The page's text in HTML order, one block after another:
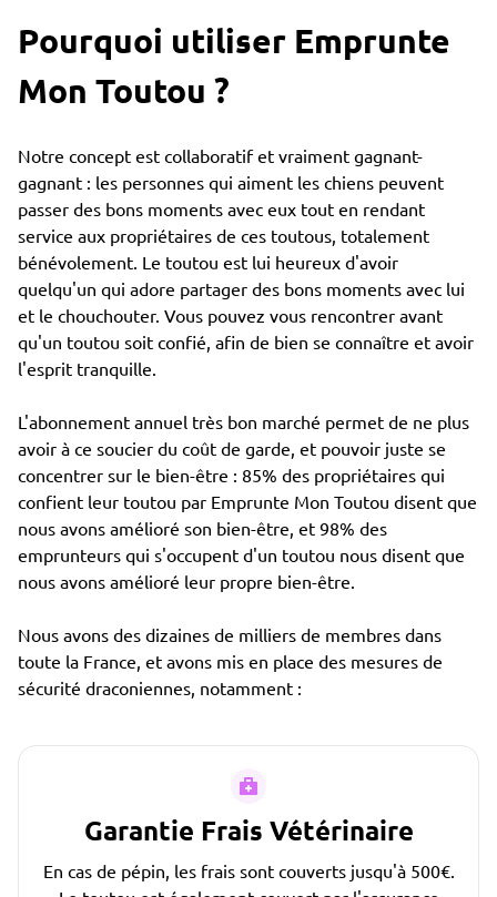
Pourquoi utiliser Emprunte
Mon Toutou ?
Notre concept est collaboratif et vraiment gagnant-
gagnant : les personnes qui aiment les chiens peuvent
passer des bons moments avec eux tout en rendant
service aux propriétaires de ces toutous, totalement
bénévolement. Le toutou est lui heureux d'avoir
quelqu'un qui adore partager des bons moments avec lui
et le chouchouter. Vous pouvez vous rencontrer avant
qu'un toutou soit confié, afin de bien se connaître et avoir
l'esprit tranquille.
L'abonnement annuel très bon marché permet de ne plus
avoir à ce soucier du coût de garde, et pouvoir juste se
concentrer sur le bien-être : 85% des propriétaires qui
confient leur toutou par Emprunte Mon Toutou disent que
nous avons amélioré son bien-être, et 98% des
emprunteurs qui s'occupent d'un toutou nous disent que
nous avons amélioré leur propre bien-être.
Nous avons des dizaines de milliers de membres dans
toute la France, et avons mis en place des mesures de
sécurité draconiennes, notamment :
Garantie Frais Vétérinaire
En cas de pépin, les frais sont couverts jusqu'à 500€.